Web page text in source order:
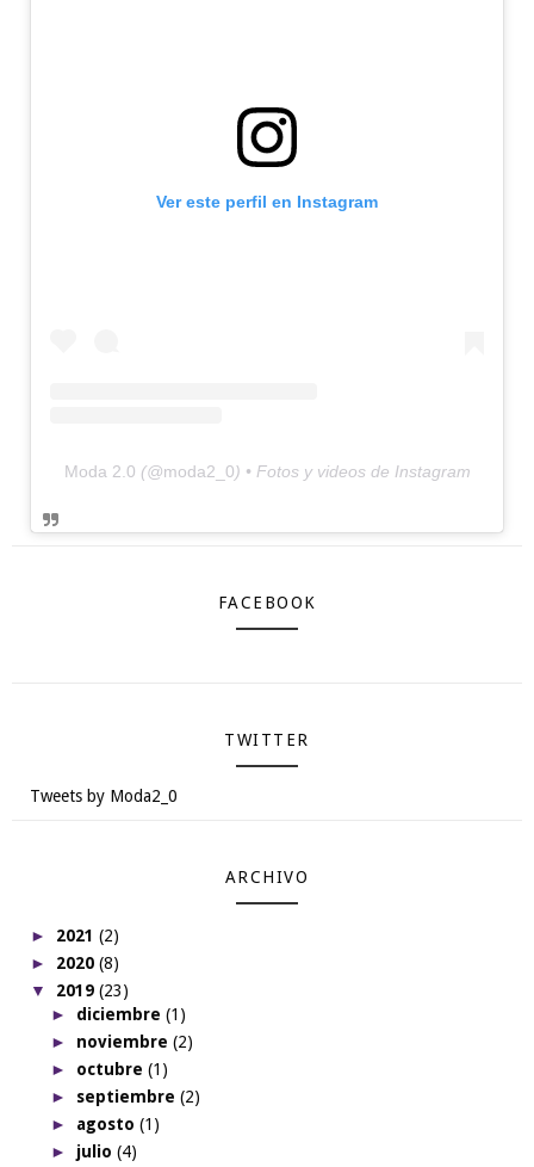
Ver este perfil en Instagram
Moda 2.0 (@moda2_0) • Fotos y videos de Instagram
FACEBOOK
TWITTER
Tweets by Moda2_0
ARCHIVO
► 2021 (2)
► 2020 (8)
▼ 2019 (23)
► diciembre (1)
► noviembre (2)
► octubre (1)
► septiembre (2)
► agosto (1)
► julio (4)